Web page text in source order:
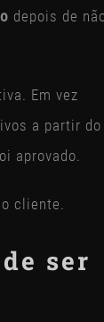
depois de
Em vez
a partir do
aprovado.
cliente.
ser